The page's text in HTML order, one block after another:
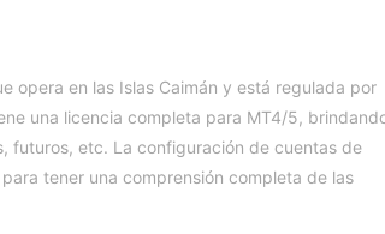
opera en las Islas Caimán y está regulada por
una licencia completa para MT4/5,
futuros, etc. La configuración de cuentas de
tener una comprensión completa de las